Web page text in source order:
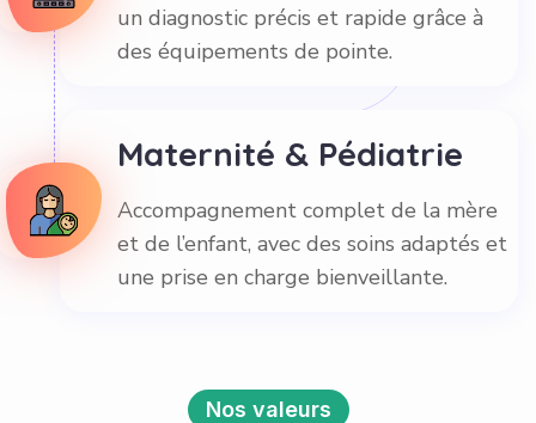
un diagnostic précis et rapide grâce à
des équipements de pointe.
Maternité & Pédiatrie
Accompagnement complet de la mère
et de l’enfant, avec des soins adaptés et
une prise en charge bienveillante.
Nos valeurs